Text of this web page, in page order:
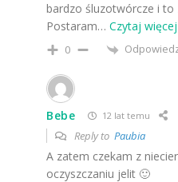
bardzo śluzotwórcze i to
Postaram… Czytaj
0
Bebe 12 lat temu
Reply to Paubia
A zatem czekam z
oczyszczaniu jelit 🙂